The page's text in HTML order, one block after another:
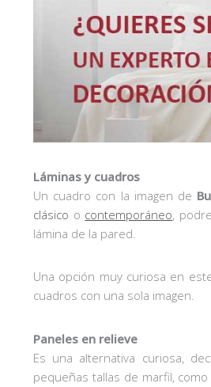
Láminas y cuadros
Un cuadro con la imagen de
clásico o contemporáneo,
lámina de la pared.
Una opción muy curiosa en
cuadros con una sola imagen.
Paneles en relieve
Es una alternativa curiosa,
pequeñas tallas de marfil,